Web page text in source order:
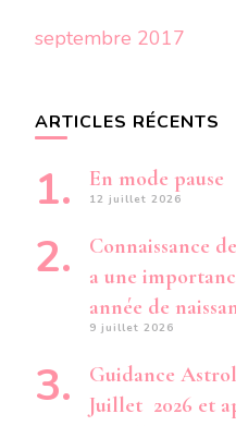
septembre 2017
ARTICLES RÉCENTS
En mode pause
12 juillet 2026
Connaissance
a une
année de
9 juillet 2026
Guidance
Juillet 2026 et